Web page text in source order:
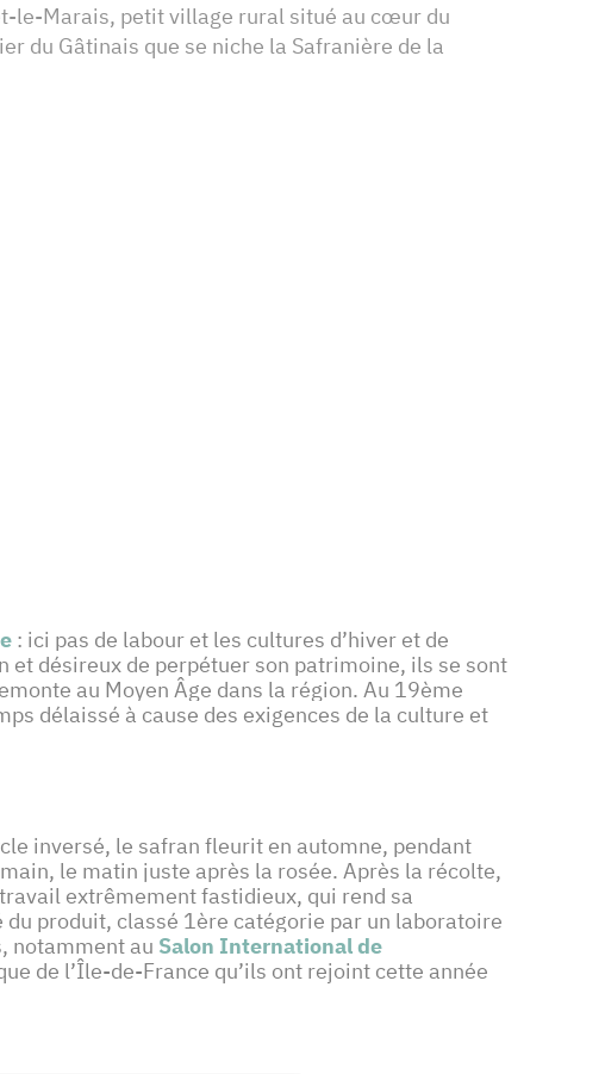
le-Marais, petit village rural situé au cœur du
du Gâtinais que se niche la Safranière de la
: ici pas de labour et les cultures d’hiver et de
et désireux de perpétuer son patrimoine, ils se sont
au Moyen Âge dans la région. Au 19ème
délaissé à cause des exigences de la culture et
inversé, le safran fleurit en automne, pendant
le matin juste après la rosée. Après la récolte,
extrêmement fastidieux, qui rend sa
produit, classé 1ère catégorie par un laboratoire
notamment au Salon International de
de l’Île-de-France qu’ils ont rejoint cette année